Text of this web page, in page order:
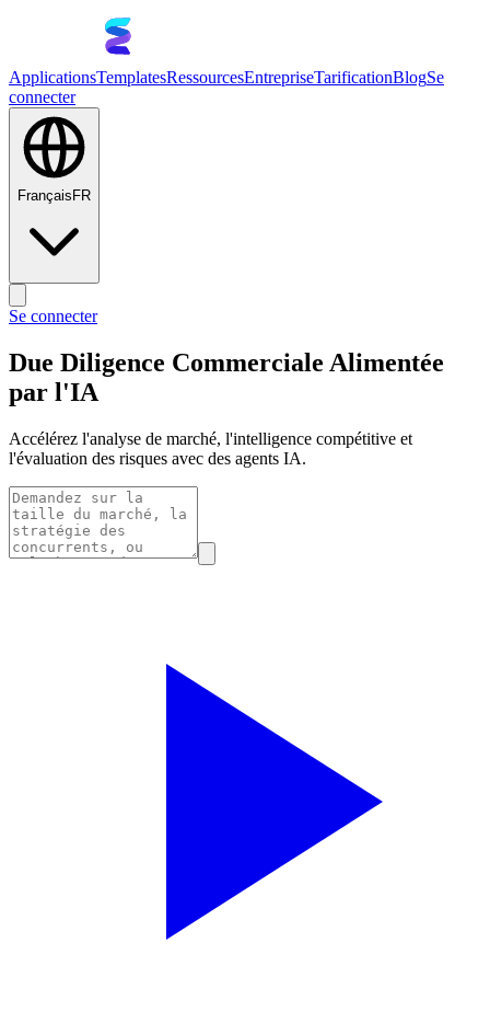
ApplicationsTemplatesRessourcesEntrepriseTarificationBlogSe
connecter
Français FR
Se connecter
Due Diligence Commerciale Alimentée
par l'IA
Accélérez l'analyse de marché, l'intelligence compétitive et
l'évaluation des risques avec des agents IA.